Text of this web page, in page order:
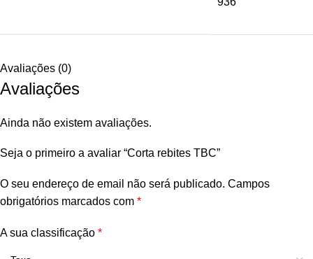
Avaliações (0)
Avaliações
Ainda não existem avaliações.
Seja o primeiro a avaliar “Corta rebites TBC”
O seu endereço de email não será publicado. Campos
obrigatórios marcados com *
A sua classificação *